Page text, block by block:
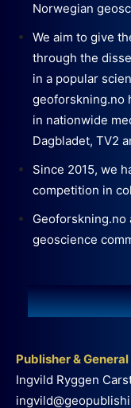
Norwegian
We aim to give
through the
in a popular
geoforskning.no
in nationwide
Dagbladet, TV2
Since 2015, we
competition in
Geoforskning.no
geoscience
Publisher &
Ingvild Ryggen